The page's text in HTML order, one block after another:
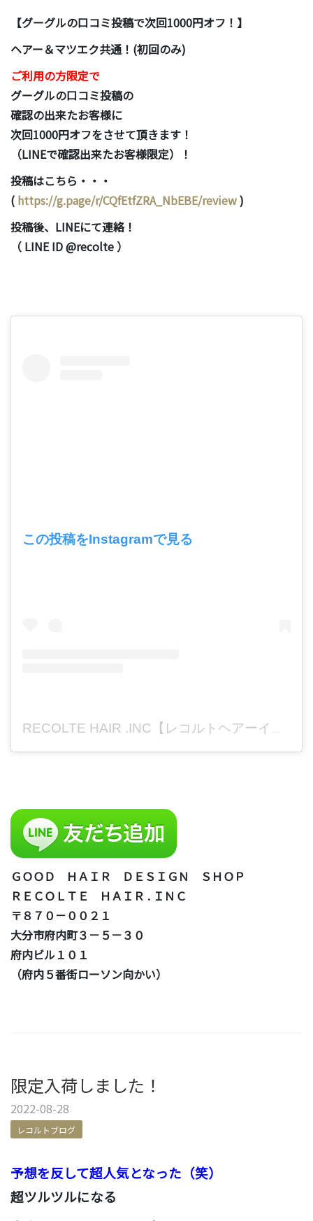
【グーグルの口コミ投稿で次回1000円オフ！】
ヘアー＆マツエク共通！(初回のみ)
ご利用の方限定で
グーグルの口コミ投稿の
確認の出来たお客様に
次回1000円オフをさせて頂きます！
（LINEで確認出来たお客様限定）！
投稿はこちら・・・
( https://g.page/r/CQfEtfZRA_NbEBE/review)
投稿後、LINEにて連絡！
（ LINE ID @recolte ）
この投稿をInstagramで見る
RECOLTE HAIR .INC【レコルトヘアーインク】美容室求人【大分】(@recolte_recruit)がシェアした投稿
ＧＯＯＤ ＨＡＩＲ ＤＥＳＩＧＮ ＳＨＯＰ
ＲＥＣＯＬＴＥ ＨＡＩＲ . ＩＮＣ
〒８７０－００２１
大分市府内町３－５－３０
府内ビル１０１
（府内５番街ローソン向かい）
限定入荷しました！
2022-08-28
レコルトブログ
予想を反して超人気となった （笑）
超ツルツルになる